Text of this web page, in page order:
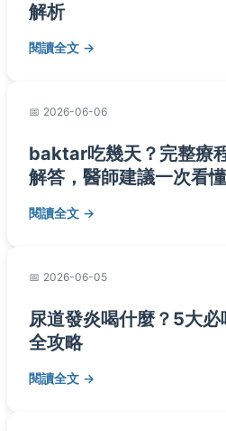
解析
閱讀全文
2026-06-06
baktar吃幾天？完整療
解答，醫師建議一次看懂
閱讀全文
2026-06-05
尿道發炎喝什麼？5大
全攻略
閱讀全文